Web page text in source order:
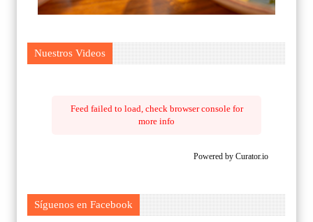
Nuestros Videos
Feed failed to load, check browser console for
more info
Powered by Curator.io
Síguenos en Facebook